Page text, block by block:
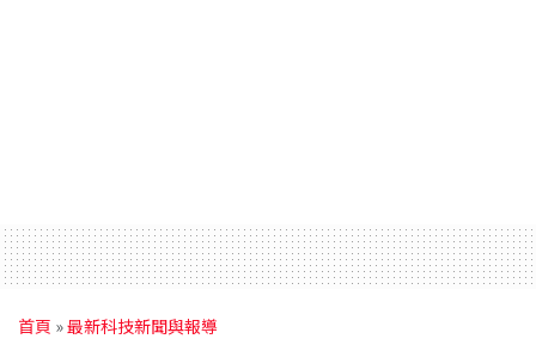
首頁 »最新科技新聞與報導